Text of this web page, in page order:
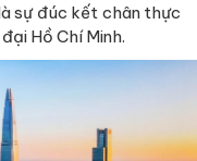
sự đúc kết chân thực
Hồ Chí Minh.